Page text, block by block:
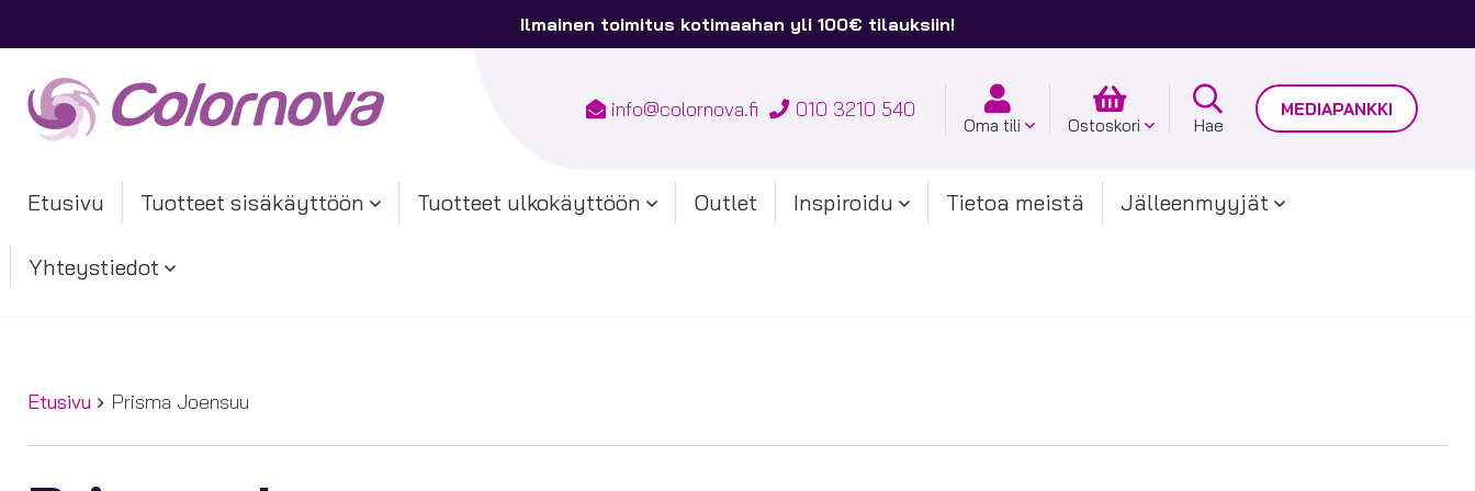
Ilmainen toimitus kotimaahan yli 100€ tilauksiin!
info@colornova.fi 010 3210 540
Oma tili Ostoskori Hae
MEDIAPANKKI
Etusivu Tuotteet sisäkäyttöön Tuotteet ulkokäyttöön Outlet Inspiroidu Tietoa meistä Jälleenmyyjät
Yhteystiedot
Etusivu Prisma Joensuu